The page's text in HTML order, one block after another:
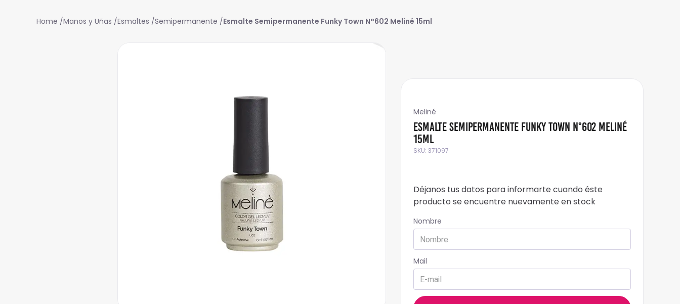
Manos y Uñas Esmaltes Semipermanente Esmalte Semipermanente Funky Town N°602 Meliné 15ml
Meliné
Esmalte Semipermanente Funky Town N°602 Meliné
15ml
SKU: 371097